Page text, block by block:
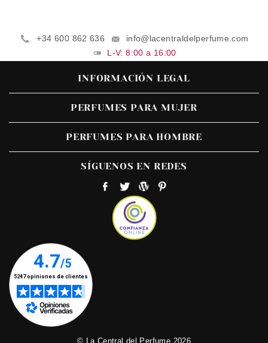
+34 600 862 636
info@lacentraldelperfume.com
L-V: 8:00 a 16:00
INFORMACIÓN LEGAL
PERFUMES PARA MUJER
PERFUMES PARA HOMBRE
SÍGUENOS EN REDES
© La Central del Perfume 2026